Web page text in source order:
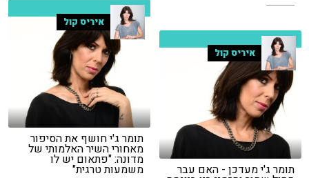
איריס קול
תומר ג'י חושף את הסיפור
מאחורי השיר האלמותי של
מדונה: "פתאום יש לו
משמעות טרגית"
איריס קול
תומר ג'י מעדכן - האם עבר